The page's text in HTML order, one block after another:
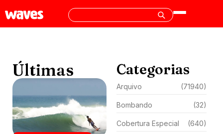
Últimas Categorias
Arquivo (71940)
Bombando (32)
Cobertura Especial (640)